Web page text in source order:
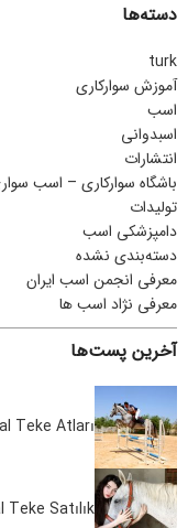
دسته‌ها
turk
آموزش سوارکاری
اسب
اسبدوانی
انتشارات
باشگاه سوارکاری – اسب
تولیدات
دامپزشکی اسب
دسته‌بندی نشده
معرفی انجمن اسب ایران
معرفی نژاد اسب ها
آخرین پست‌ها
Teke Atları
Satılık